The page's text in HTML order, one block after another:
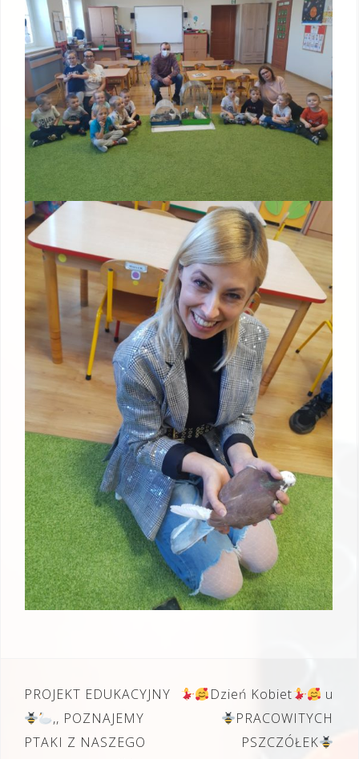
Nawigacja
wpisu
PROJEKT EDUKACYJNY
,, POZNAJEMY
PTAKI Z NASZEGO
Dzień Kobiet
u
PRACOWITYCH
PSZCZÓŁEK